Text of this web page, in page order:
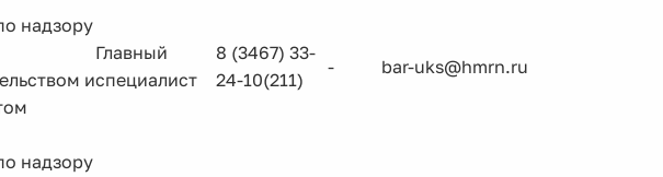
надзору
и
Главный
специалист
8 (3467) 33-
24-10(211)
- bar-uks@hmrn.ru
надзору